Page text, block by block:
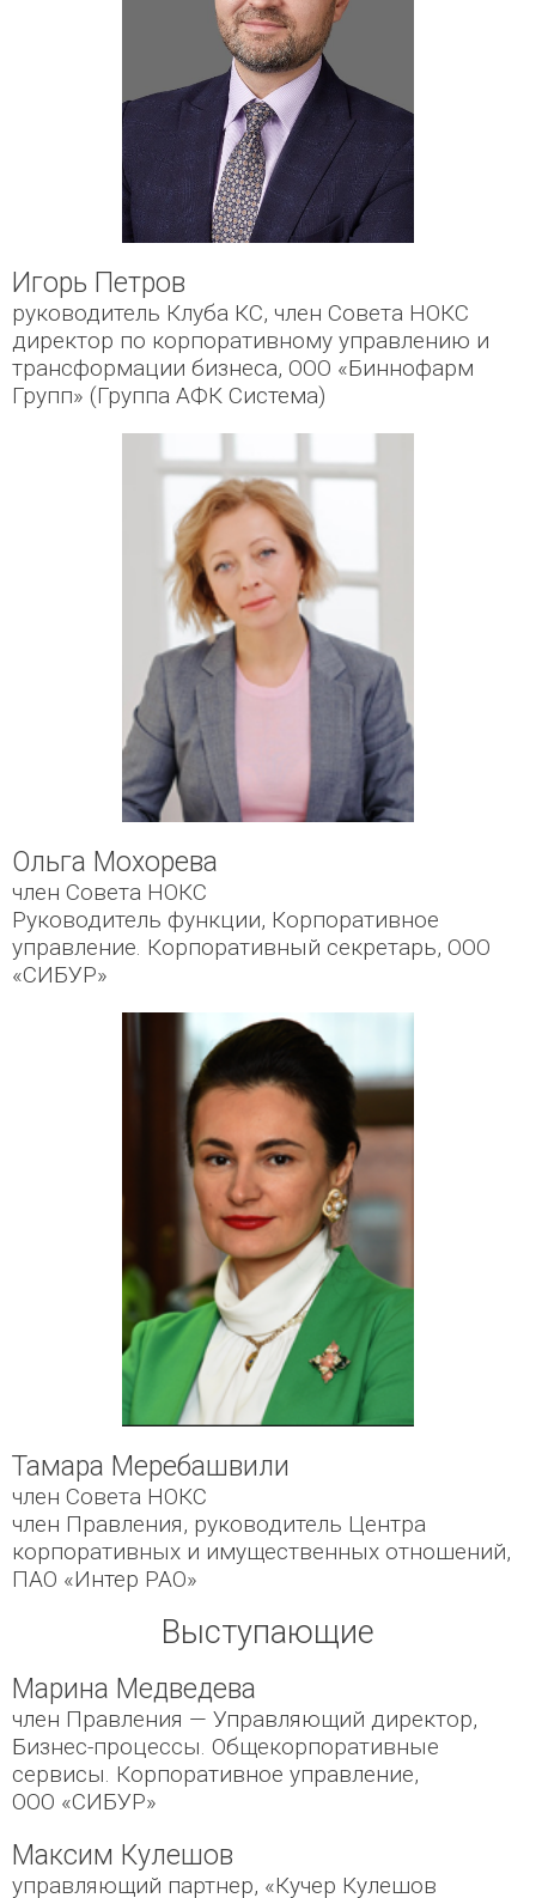
Игорь Петров
руководитель Клуба КС, член Совета НОКС
директор по корпоративному управлению и
трансформации бизнеса, ООО «Биннофарм
Групп» (Группа АФК Система)
Ольга Мохорева
член Совета НОКС
Руководитель функции, Корпоративное
управление. Корпоративный секретарь, ООО
«СИБУР»
Тамара Меребашвили
член Совета НОКС
член Правления, руководитель Центра
корпоративных и имущественных отношений,
ПАО «Интер РАО»
Выступающие
Марина Медведева
член Правления — Управляющий директор,
Бизнес-процессы. Общекорпоративные
сервисы. Корпоративное управление,
ООО «СИБУР»
Максим Кулешов
управляющий партнер, «Кучер Кулешов